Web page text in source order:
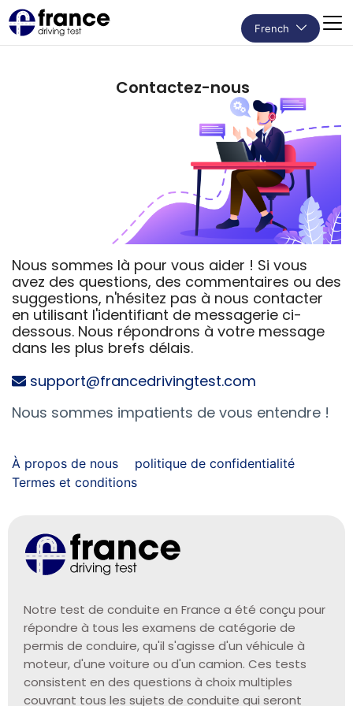
French
Contactez-nous
Nous sommes là pour vous aider ! Si vous
avez des questions, des commentaires ou des
suggestions, n'hésitez pas à nous contacter
en utilisant l'identifiant de messagerie ci-
dessous. Nous répondrons à votre message
dans les plus brefs délais.
support@francedrivingtest.com
Nous sommes impatients de vous entendre !
À propos de nous
politique de confidentialité
Termes et conditions
Notre test de conduite en France a été conçu pour
répondre à tous les examens de catégorie de
permis de conduire, qu'il s'agisse d'un véhicule à
moteur, d'une voiture ou d'un camion. Ces tests
consistent en des questions à choix multiples
couvrant tous les sujets de conduite qui seront